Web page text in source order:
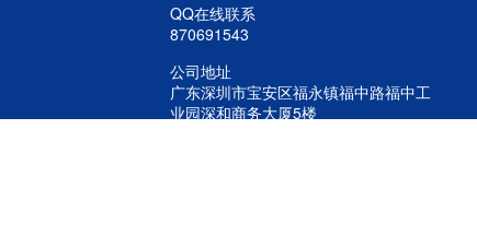
QQ在线联系
870691543
公司地址
广东深圳市宝安区福永镇福中路福中工
业园深和商务大厦5楼